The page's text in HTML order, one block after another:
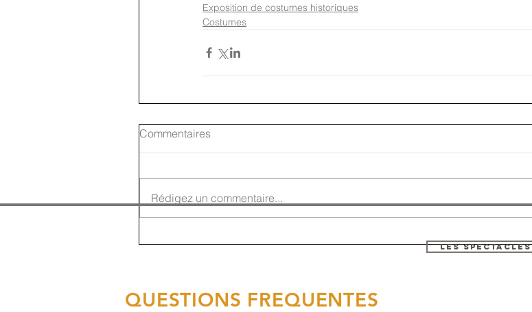
Exposition de costumes historiques
Costumes
Commentaires
Rédigez un commentaire...
LES SPECTACLES
QUESTIONS FREQUENTES